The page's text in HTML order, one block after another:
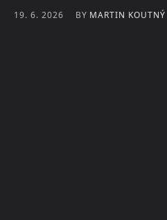
19. 6. 2026 BY MARTIN KOUTNÝ